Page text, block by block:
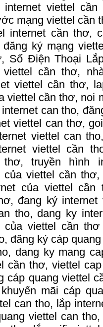
viettel cần
mạng viettel cần
internet cần thơ,
ký mạng
Số Điện Thoại
cần thơ,
viettel cần thơ,
viettel cần thơ, noi
can tho,
viettel can thơ,
viettel can
viettel cần
truyền hình
viettel cần thơ,
của viettel cần
đang ký
tho, dang ky
của viettel cần
đăng ký cáp
dang ky mang
cần thơ, viettel
cáp quang viettel
mãi cáp
can tho, lắp
viettel can